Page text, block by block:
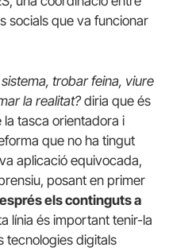
socials que va funcionar
trobar feina, viure
la realitat?diria que és
tasca orientadora i
que no ha tingut
aplicació equivocada,
posant en primer
els continguts a
línia és important tenir-la
tecnologies digitals